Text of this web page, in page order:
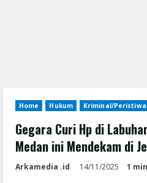
Home Hukum Kriminal/Peristiwa
Gegara Curi Hp di
Medan ini Mendekam di
Arkamedia .id 14/11/2025 1